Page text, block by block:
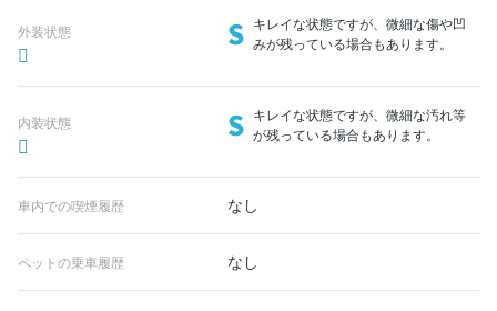
外装状態 S キレイな状態ですが、微細な傷や凹
みが残っている場合もあります。
内装状態 S キレイな状態ですが、微細な汚れ等
が残っている場合もあります。
車内での喫煙履歴 なし
ペットの乗車履歴 なし